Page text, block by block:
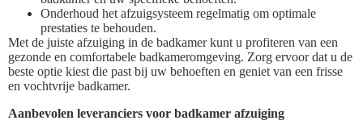
Onderhoud het afzuigsysteem regelmatig om optimale
prestaties te behouden.
Met de juiste afzuiging in de badkamer kunt u profiteren van een
gezonde en comfortabele badkameromgeving. Zorg ervoor dat u de
beste optie kiest die past bij uw behoeften en geniet van een frisse
en vochtvrije badkamer.
Aanbevolen leveranciers voor badkamer afzuiging